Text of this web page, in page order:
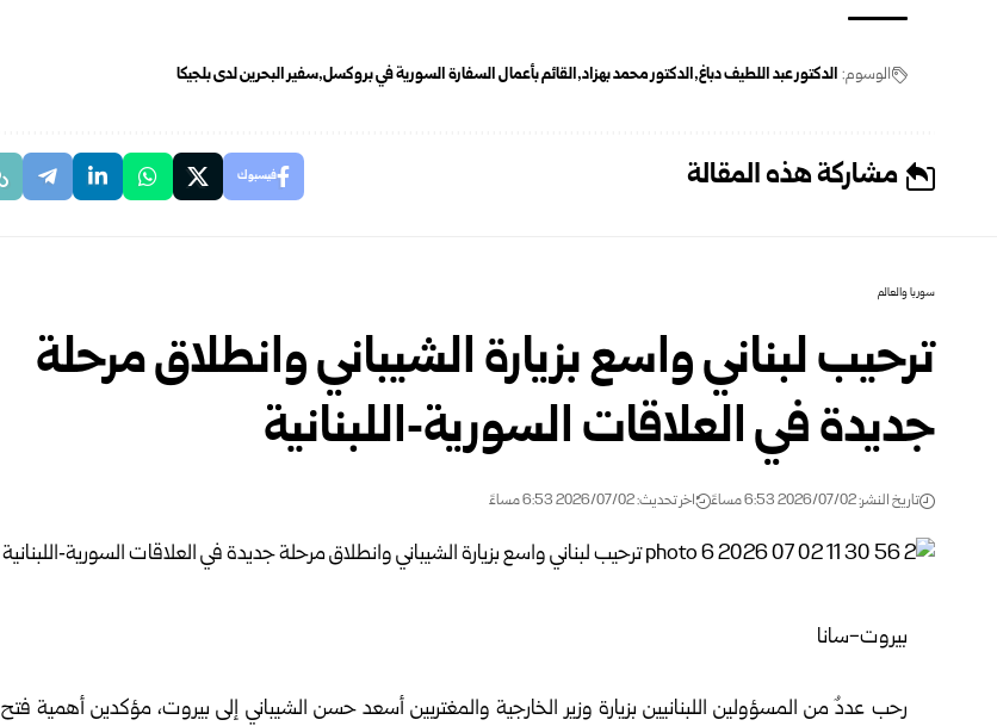
الوسوم: الدكتور عبد اللطيف دباغ الدكتور محمد بهزاد القائم بأعمال السفارة السورية في بروكسل سفير البحرين لدى بلجيكا
مشاركة هذه المقالة فيسبوك
سوريا والعالم
ترحيب لبناني واسع بزيارة الشيباني وانطلاق مرحلة
جديدة في العلاقات السورية‑اللبنانية
تاريخ النشر: 2026/07/02 6:53 مساءً اخر تحديث: 2026/07/02 6:53 مساءً
بيروت-سانا
رحب عددٌ من المسؤولين اللبنانيين بزيارة وزير الخارجية والمغتربينأسعد حسن الشيباني إلى بيروت، مؤكدين أهمية فتح